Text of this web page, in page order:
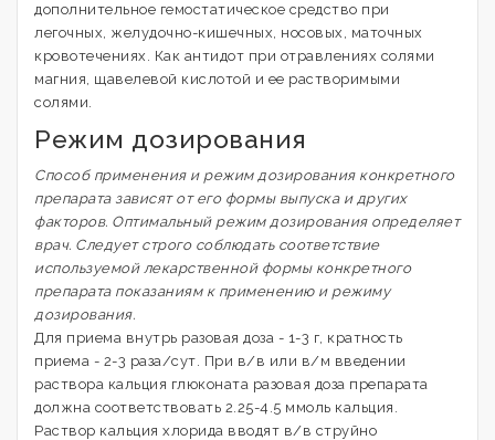
дополнительное гемостатическое средство при
легочных, желудочно-кишечных, носовых, маточных
кровотечениях. Как антидот при отравлениях солями
магния, щавелевой кислотой и ее растворимыми
солями.
Режим дозирования
Способ применения и режим дозирования конкретного
препарата зависят от его формы выпуска и других
факторов. Оптимальный режим дозирования определяет
врач. Следует строго соблюдать соответствие
используемой лекарственной формы конкретного
препарата показаниям к применению и режиму
дозирования.
Для приема внутрь разовая доза - 1-3 г, кратность
приема - 2-3 раза/сут. При в/в или в/м введении
раствора кальция глюконата разовая доза препарата
должна соответствовать 2.25-4.5 ммоль кальция.
Раствор кальция хлорида вводят в/в струйно